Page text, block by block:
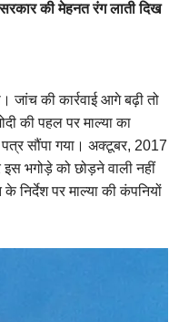
की मेहनत रंग लाती दिख
की कार्रवाई आगे बढ़ी तो
की पहल पर माल्या का
पत्र सौंपा गया। अक्टूबर, 2017
इस भगोड़े को छोड़ने वाली नहीं
पर माल्या की कंपनियों